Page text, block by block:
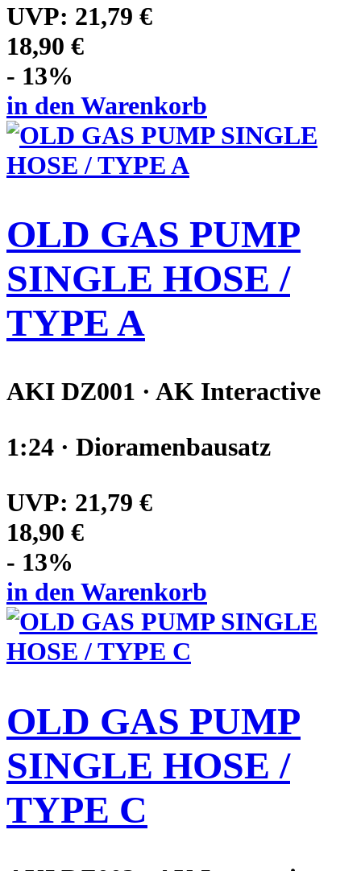
UVP: 21,79 €
18,90 €
- 13%
in den Warenkorb
OLD GAS PUMP
SINGLE HOSE /
TYPE A
AKI DZ001 · AK Interactive
1:24 · Dioramenbausatz
UVP: 21,79 €
18,90 €
- 13%
in den Warenkorb
OLD GAS PUMP
SINGLE HOSE /
TYPE C